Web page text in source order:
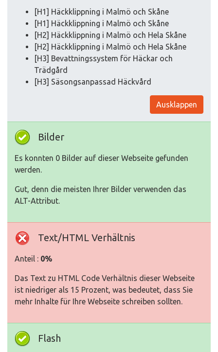
[H1] Häckklippning i Malmö och Skåne
[H1] Häckklippning i Malmö och Skåne
[H2] Häckklippning i Malmö och Hela Skåne
[H2] Häckklippning i Malmö och Hela Skåne
[H3] Bevattningssystem för Häckar och
Trädgård
[H3] Säsongsanpassad Häckvård
Ausklappen
Bilder
Es konnten 0 Bilder auf dieser Webseite gefunden
werden.
Gut, denn die meisten Ihrer Bilder verwenden das
ALT-Attribut.
Text/HTML Verhältnis
Anteil : 0%
Das Text zu HTML Code Verhältnis dieser Webseite
ist niedriger als 15 Prozent, was bedeutet, dass Sie
mehr Inhalte für Ihre Webseite schreiben sollten.
Flash